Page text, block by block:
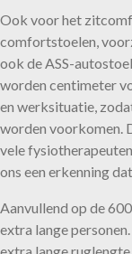
Ook voor het
comfortstoelen,
ook de ASS-
worden centimeter
en werksituatie,
worden voorkomen.
vele
ons een erkenning
Aanvullend op de
extra lange